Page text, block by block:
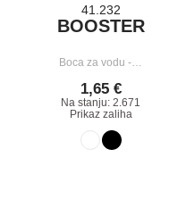
41.232
BOOSTER
Boca za vodu -…
1,65 €
Na stanju: 2.671
Prikaz zaliha